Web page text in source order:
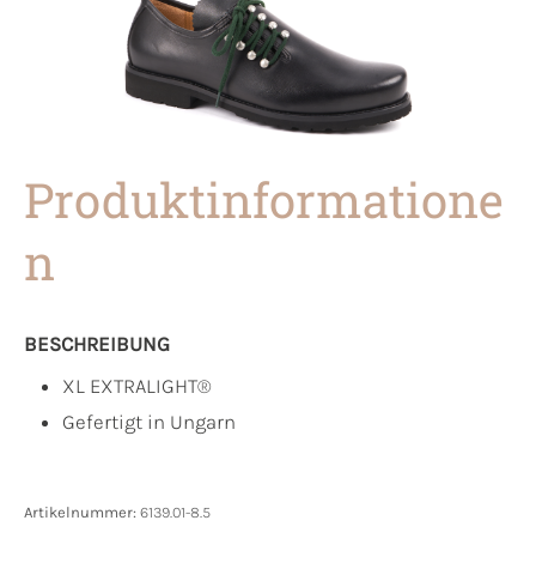
Produktinformatione
n
BESCHREIBUNG
XL EXTRALIGHT®
Gefertigt in Ungarn
Artikelnummer: 6139.01-8.5